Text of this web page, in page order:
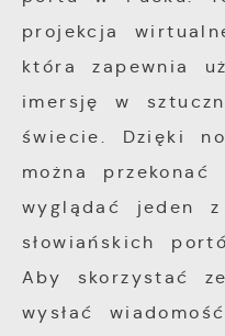
projekcja
która zapewnia
imersję w
świecie. Dzięki
można
wyglądać jeden z
słowiańskich
Aby skorzystać
wysłać